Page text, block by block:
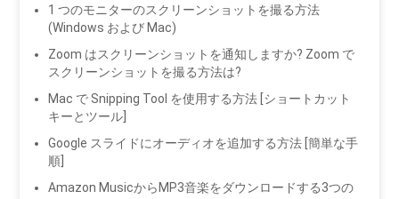
1 つのモニターのスクリーンショットを撮る方法
(Windows および Mac)
Zoom はスクリーンショットを通知しますか? Zoom で
スクリーンショットを撮る方法は?
Mac で Snipping Tool を使用する方法 [ショートカット
キーとツール]
Google スライドにオーディオを追加する方法 [簡単な手
順]
Amazon MusicからMP3音楽をダウンロードする3つの